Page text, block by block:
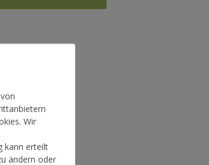
Wir
kann erteilt
ändern oder